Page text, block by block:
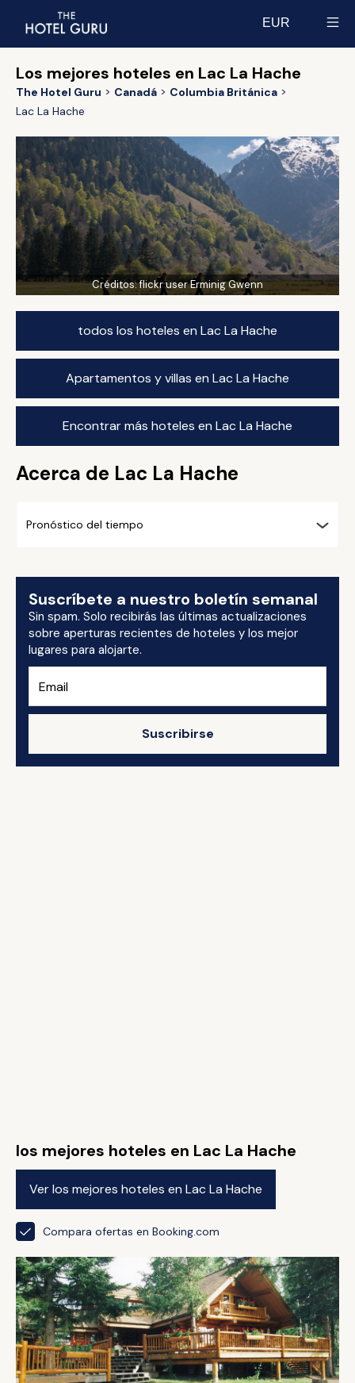
EUR
Los mejores hoteles en Lac La Hache
The Hotel Guru Canadá
Columbia Británica
Lac La Hache
Créditos:flickr user Erminig Gwenn
todos los hoteles en Lac La Hache
Apartamentos y villas en Lac La Hache
Encontrar más hoteles en Lac La Hache
Acerca de Lac La Hache
Pronóstico del tiempo
Suscríbete a nuestro boletín semanal
Sin spam. Solo recibirás las últimas actualizaciones
sobre aperturas recientes de hoteles y los mejor
lugares para alojarte.
Suscribirse
los mejores hoteles en Lac La Hache
Ver los mejores hoteles en Lac La Hache
Compara ofertas en Booking.com